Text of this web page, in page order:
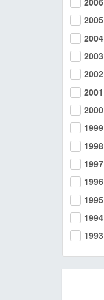
2005
2004
2003
2002
2001
2000
1999
1998
1997
1996
1995
1994
1993